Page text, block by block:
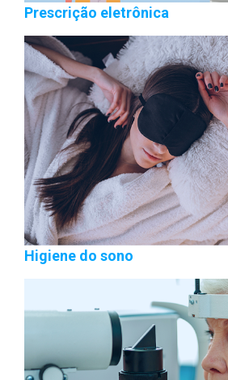
Prescrição eletrônica
Higiene do sono